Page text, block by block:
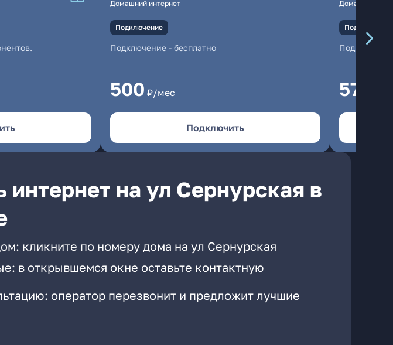
Домашний интернет
Подключение
Подключение - бесплатно
500 ₽/мес
Подключить
Домашний
Подключение
570
интернет на ул Сернурская в
кликните по номеру дома на ул Сернурская
в открывшемся окне оставьте контактную
оператор перезвонит и предложит лучшие